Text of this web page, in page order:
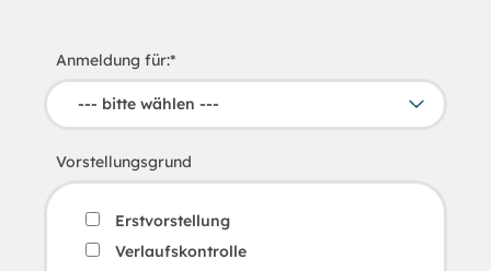
Anmeldung für:*
Vorstellungsgrund
Erstvorstellung
Verlaufskontrolle